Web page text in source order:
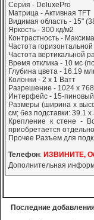
Серия - DeluxePro
Матрица - Активная TFT
Видимая область - 15"
Яркость - 300 кд/м2
Контрастность -
Частота
Частота вертикальной
Время отклика - 10 мс
Глубина цвета - 16.19
Колонки - 2 х 1 Ватт
Разрешение - 1024 x 768
Интерфейс - 15-
Размеры (ширина х
см; без подставки: 39.1
Крепление к стене -
приобретается отдельно
Прочее Разъем для
Телефон: ИЗВИНИТЕ,
Дополнительная
Последние